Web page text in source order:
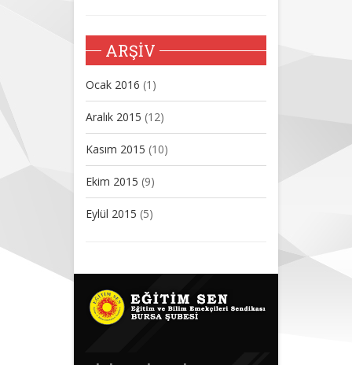
ARŞİV
Ocak 2016 (1)
Aralık 2015 (12)
Kasım 2015 (10)
Ekim 2015 (9)
Eylül 2015 (5)